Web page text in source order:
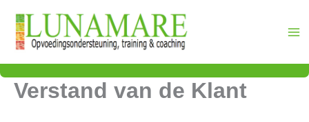
naar
inhoud
Verstand van de Klant